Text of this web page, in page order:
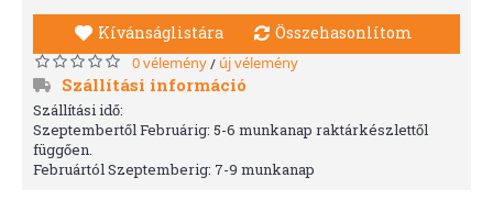
Kívánságlistára Összehasonlítom
0 vélemény/ új vélemény
Szállítási információ
Szállítási idő:
Szeptembertől Februárig: 5-6 munkanap raktárkészlettől
függően.
Februártól Szeptemberig: 7-9 munkanap